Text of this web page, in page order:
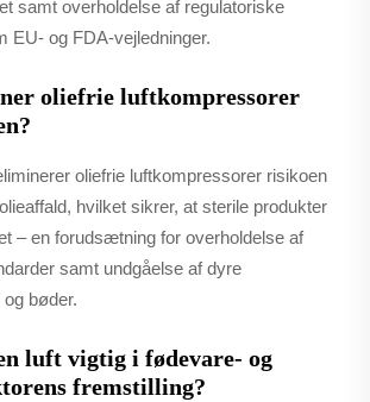
samt overholdelse af regulatoriske
EU- og FDA-vejledninger.
oliefrie luftkompressorer
oliefrie luftkompressorer risikoen
hvilket sikrer, at sterile produkter
– en forudsætning for overholdelse af
samt undgåelse af dyre
bøder.
luft vigtig i fødevare- og
fremstilling?